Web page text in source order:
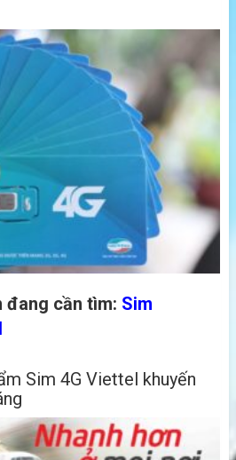
đang cần tìm: Sim
Sim 4G Viettel khuyến